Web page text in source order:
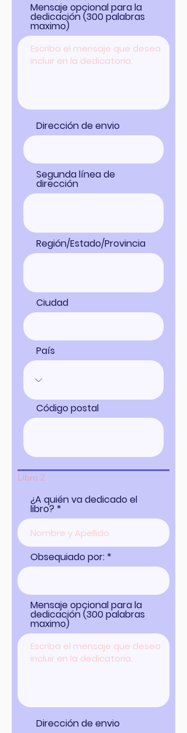
Mensaje opcional para la
dedicación (300 palabras
maximo)
Dirección de envio
Segunda línea de
dirección
Región/Estado/Provincia
Ciudad
País
Código postal
Libro 2
¿A quién va dedicado el
libro?
Obsequiado por:
Mensaje opcional para la
dedicación (300 palabras
maximo)
Dirección de envio